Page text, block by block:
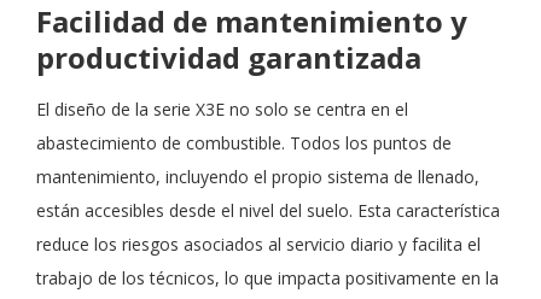
Facilidad de mantenimiento y
productividad garantizada
El diseño de la serie X3E no solo se centra en el
abastecimiento de combustible. Todos los puntos de
mantenimiento, incluyendo el propio sistema de llenado,
están accesibles desde el nivel del suelo. Esta característica
reduce los riesgos asociados al servicio diario y facilita el
trabajo de los técnicos, lo que impacta positivamente en la